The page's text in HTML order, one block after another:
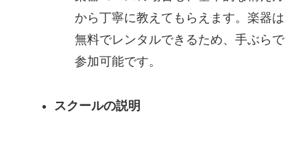
から丁寧に教えてもらえます。楽器は
無料でレンタルできるため、手ぶらで
参加可能です。
スクールの説明